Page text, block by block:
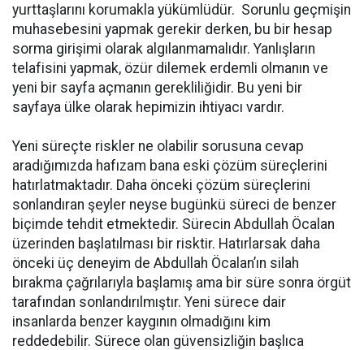
yurttaşlarını korumakla yükümlüdür. Sorunlu geçmişin
muhasebesini yapmak gerekir derken, bu bir hesap
sorma girişimi olarak algılanmamalıdır. Yanlışların
telafisini yapmak, özür dilemek erdemli olmanın ve
yeni bir sayfa açmanın gerekliliğidir. Bu yeni bir
sayfaya ülke olarak hepimizin ihtiyacı vardır.
Yeni süreçte riskler ne olabilir sorusuna cevap
aradığımızda hafızam bana eski çözüm süreçlerini
hatırlatmaktadır. Daha önceki çözüm süreçlerini
sonlandıran şeyler neyse bugünkü süreci de benzer
biçimde tehdit etmektedir. Sürecin Abdullah Öcalan
üzerinden başlatılması bir risktir. Hatırlarsak daha
önceki üç deneyim de Abdullah Öcalan’ın silah
bırakma çağrılarıyla başlamış ama bir süre sonra örgüt
tarafından sonlandırılmıştır. Yeni sürece dair
insanlarda benzer kaygının olmadığını kim
reddedebilir. Sürece olan güvensizliğin başlıca